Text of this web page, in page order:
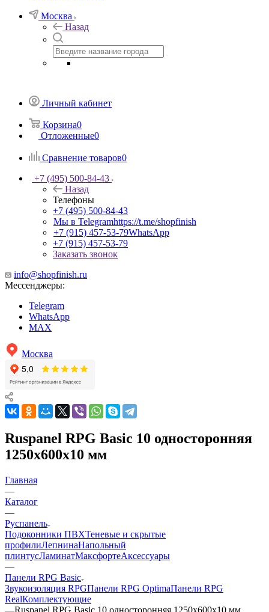
Москва
Назад
Личный кабинет
Корзина0
Отложенные0
Сравнение товаров0
+7 (495) 500-84-43
Назад
Телефоны
+7 (495) 500-84-43
Мы в Telegramhttps://t.me/shopfinish
+7 (915) 457-53-79WhatsApp
+7 (915) 457-53-79
Заказать звонок
info@shopfinish.ru
Мессенджеры:
Telegram
WhatsApp
MAX
Москва
Ruspanel RPG Basic 10 односторонняя
1250х600х10 мм
Главная
—
Каталог
—
Руспанель
Подоконники ПВХТеневые и скрытые
профилиЛепнинаНапольный
плинтусЛаминатМаксфортеАксессуары
—
Панели RPG Basic
Звукоизоляция RPGПанели RPG OptimaПанели RPG
RealКомплектующие
—Ruspanel RPG Basic 10 односторонняя 1250х600х10 мм